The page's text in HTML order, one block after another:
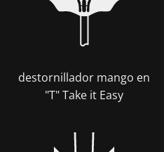
destornillador mango en
"T" Take it Easy